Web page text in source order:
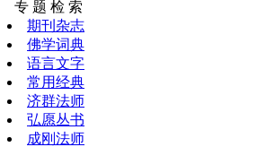
专 题 检 索
期刊杂志
佛学词典
语言文字
常用经典
济群法师
弘愿丛书
成刚法师